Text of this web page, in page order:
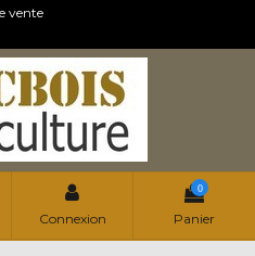
vente
Connexion
0
Panier